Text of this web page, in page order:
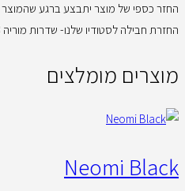
החזר כספי של מוצר יתבצע ברגע שהמוצר
החזרת חבילה לסטודיו שלנו- שדרות מוריה 108, חיפה בתיאום מראש (חינם)
מוצרים מומלצים
Neomi Black